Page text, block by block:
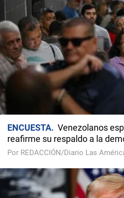
ENCUESTA
Venezolanos
reafirme su respaldo a la
Por REDACCIÓN/Diario Las